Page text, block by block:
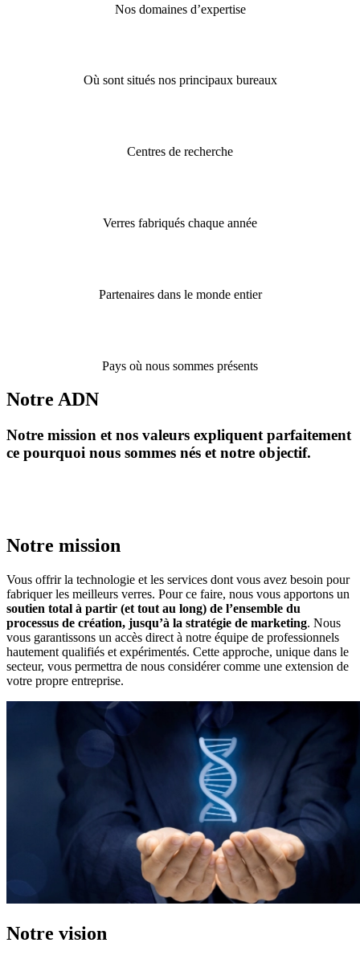
Nos domaines d’expertise
Où sont situés nos principaux bureaux
Centres de recherche
Verres fabriqués chaque année
Partenaires dans le monde entier
Pays où nous sommes présents
Notre ADN
Notre mission et nos valeurs expliquent parfaitement
ce pourquoi nous sommes nés et notre objectif.
Notre mission
Vous offrir la technologie et les services dont vous avez besoin pour
fabriquer les meilleurs verres. Pour ce faire, nous vous apportons un
soutien total à partir (et tout au long) de l’ensemble du
processus de création, jusqu’à la stratégie de marketing. Nous
vous garantissons un accès direct à notre équipe de professionnels
hautement qualifiés et expérimentés. Cette approche, unique dans le
secteur, vous permettra de nous considérer comme une extension de
votre propre entreprise.
Notre vision